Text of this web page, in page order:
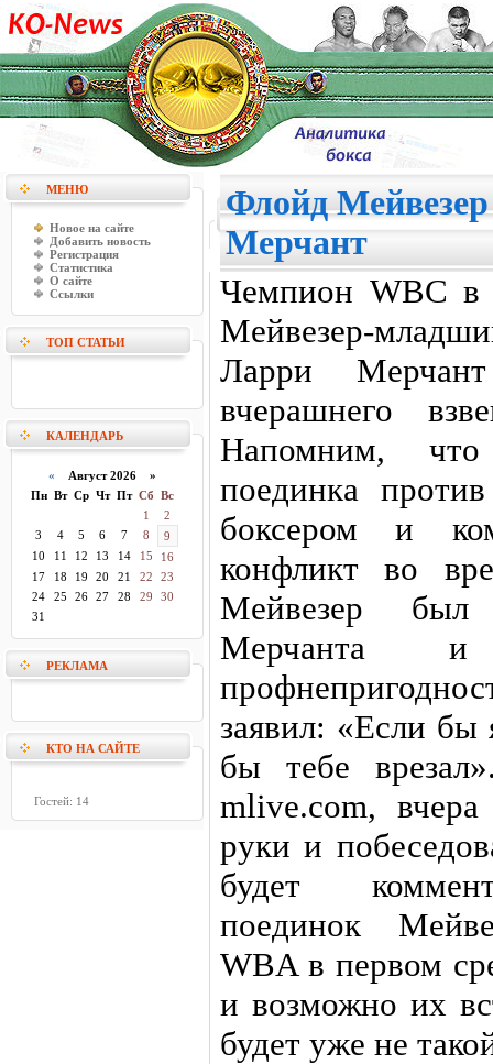
МЕНЮ
Новое на сайте
Добавить новость
Регистрация
Статистика
О сайте
Ссылки
ТОП СТАТЬИ
КАЛЕНДАРЬ
« Август 2026 »
Пн Вт Ср Чт Пт Сб Вс
1
2
3
4 5 6 7 8
9
10
11 12 13 14 15
16
17
18 19 20 21 22
23
24
25 26 27 28 29
30
31
РЕКЛАМА
КТО НА САЙТЕ
Гостей: 14
Флойд
Мерчант
Чемпион WBC в
Мейвезер-
Ларри
вчерашнего
Напомним, что
поединка
боксером и
конфликт во
Мейвезер был
Мерчанта
заявил: «Если
бы тебе
mlive.com,
руки и
будет
поединок
WBA в первом
и возможно их
будет уже не